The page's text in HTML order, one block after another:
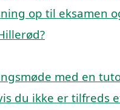
op til eksamen
med en
du ikke er tilfreds